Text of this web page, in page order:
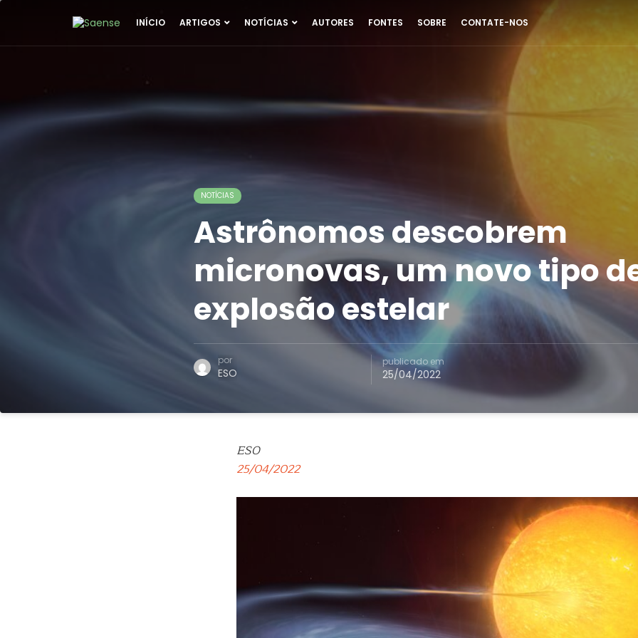
INÍCIO ARTIGOS NOTÍCIAS AUTORES FONTES SOBRE CONTATE-NOS
NOTÍCIAS
Astrônomos descobrem
micronovas, um novo tipo
explosão estelar
por
ESO
publicado em
25/04/2022
ESO
25/04/2022